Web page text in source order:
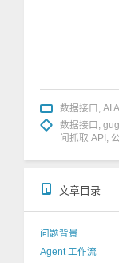
数据接口 AI
数据接口
闻抓取 API
文章目录
问题背景
Agent 工作流